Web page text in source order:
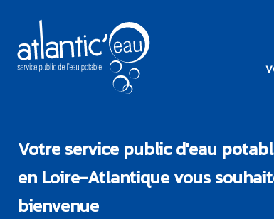
Votre service public d'eau
en Loire-Atlantique vous
bienvenue